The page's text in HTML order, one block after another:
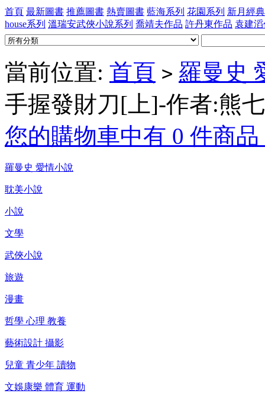
首頁 最新圖書 推薦圖書 熱賣圖書 藍海系列 花園系列 新月經
house系列 溫瑞安武俠小說系列 喬靖夫作品 許丹東作品 袁建
當前位置: 首頁 > 羅曼史
手握發財刀[上]-作者:熊
您的購物車中有 0 件商
羅曼史 愛情小說
耽美小說
小說
文學
武俠小說
旅遊
漫畫
哲學 心理 教養
藝術設計 攝影
兒童 青少年 讀物
文娛康樂 體育 運動